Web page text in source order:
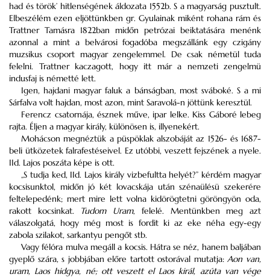
had és török’ hitlenségének áldozata 1552b. S a magyarság pusztult.
Elbeszélém ezen eljöttünkben gr. Gyulainak miként rohana rám és
Trattner Tamásra 1822ban midőn petrózai beiktatására menénk
azonnal a mint a belvárosi fogadóba megszállánk egy czigány
muzsikus csoport magyar zengelemmel. De csak németül tuda
felelni. Trattner kaczagott, hogy itt már a nemzeti zengelmü
indusfaj is németté lett.
Igen, hajdani magyar faluk a bánságban, most sváboké. S a mi
Sárfalva volt hajdan, most azon, mint Saravolá-n jöttünk keresztül.
Ferencz csatornája, észnek műve, ipar lelke. Kiss Gáboré lebeg
rajta. Éljen a magyar király, különösen is, illyenekért.
Mohácson megnéztük a püspöklak alszobáját az 1526- és 1687-
beli ütközetek falrafestéseivel. Ez utóbbi, veszett fejszének a nyele.
IId. Lajos poszáta képe is ott.
„S tudja ked, IId. Lajos király vizbefultta helyét?” kérdém magyar
kocsisunktol, midőn jó két lovacskája után szénaülésü szekerére
feltelepedénk; mert mire lett volna kidörögtetni göröngyön oda,
rakott kocsinkat. Tudom Uram, felelé. Mentünkben meg azt
válaszolgatá, hogy még most is fordit ki az eke néha egy-egy
zabola szilakot, sarkantyu pengőt stb.
Vagy félóra mulva megáll a kocsis. Hátra se néz, hanem baljában
gyeplő szára, s jobbjában előre tartott ostorával mutatja:Aon van,
uram, Laos hidgya, né; ott veszett el Laos királ, azúta van vége